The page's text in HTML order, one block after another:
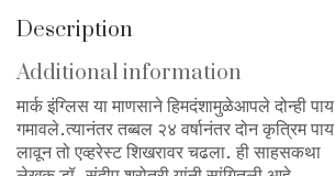
Description
Additional information
मार्क इंग्लिस या माणसाने हिमदंशामुळेआपले दोन्ही पाय
गमावले.त्यानंतर तब्बल २४ वर्षानंतर दोन कृत्रिम पाय
लावून तो एव्हरेस्ट शिखरावर चढला. ही साहसकथा